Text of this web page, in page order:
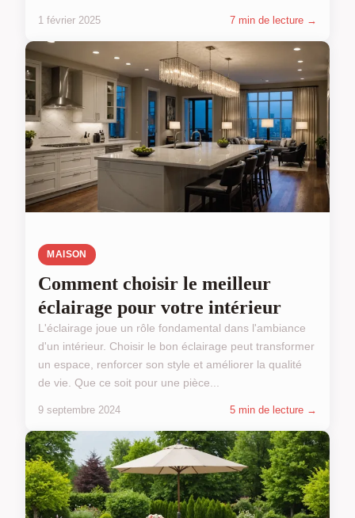
1 février 2025 7 min de lecture →
MAISON
Comment choisir le meilleur
éclairage pour votre intérieur
L'éclairage joue un rôle fondamental dans l'ambiance
d'un intérieur. Choisir le bon éclairage peut transformer
un espace, renforcer son style et améliorer la qualité
de vie. Que ce soit pour une pièce...
9 septembre 2024 5 min de lecture →